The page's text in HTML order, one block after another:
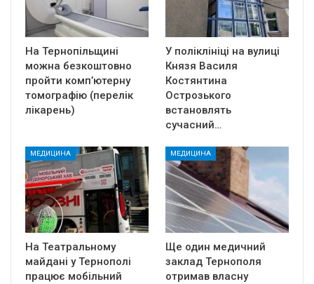
На Тернопільщині
можна безкоштовно
пройти комп’ютерну
томографію (перелік
лікарень)
У поліклініці на вулиці
Князя Василя
Костянтина
Острозького
встановлять
сучасний…
МЕДИЦИНА
На Театральному
майдані у Тернополі
працює мобільний
МЕДИЦИНА
Ще один медичний
заклад Тернополя
отримав власну